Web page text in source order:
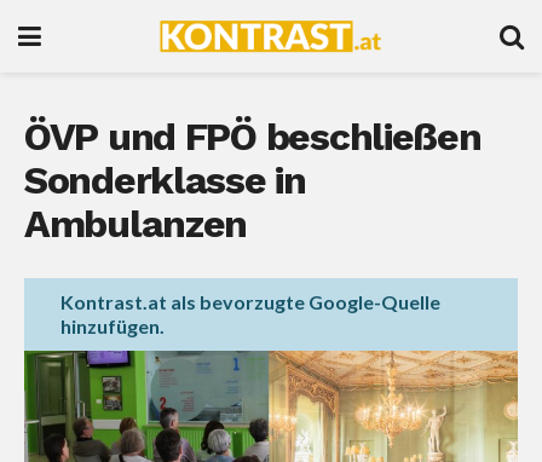
ÖVP und FPÖ beschließen
Sonderklasse in
Ambulanzen
Kontrast.at als bevorzugte Google-Quelle
hinzufügen.